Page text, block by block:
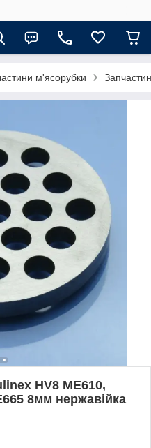
м'ясорубки
HV8 ME610,
8мм нержавійка